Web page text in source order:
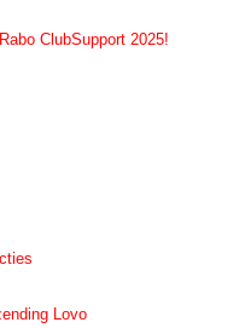
ClubSupport 2025!
Lovo